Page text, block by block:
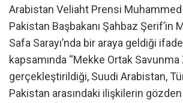
Arabistan Veliaht Prensi
Pakistan Başbakanı Şahbaz Şerif’in
Safa Sarayı’nda bir araya geldiği
kapsamında “Mekke Ortak Savunma
gerçekleştirildiği, Suudi Arabistan,
Pakistan arasındaki ilişkilerin